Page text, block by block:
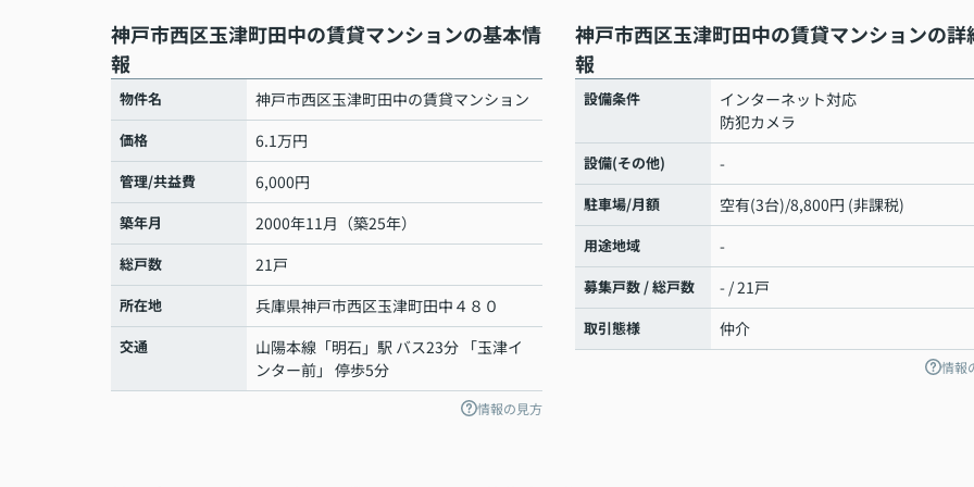
神戸市西区玉津町田中の賃貸マンションの基本情
報
物件名 神戸市西区玉津町田中の賃貸マンション
価格 6.1万円
管理/共益費 6,000円
築年月 2000年11月（築25年）
総戸数 21戸
所在地 兵庫県神戸市西区玉津町田中 ４８０
交通 山陽本線 「明石 」駅 バス23分 「玉津イ
ンター前」 停歩5分
情報の見方
神戸市西区玉津町田中の賃貸マンションの詳
報
設備条件
インターネット対応
防犯カメラ
設備(その他) -
駐車場/月額 空有(3台)/8,800円 (非課税)
用途地域 -
募集戸数 / 総戸数 - / 21戸
取引態様 仲介
情報